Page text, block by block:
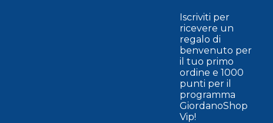
Iscriviti per
ricevere un
regalo di
benvenuto per
il tuo primo
ordine e 1000
punti per il
programma
GiordanoShop
Vip!